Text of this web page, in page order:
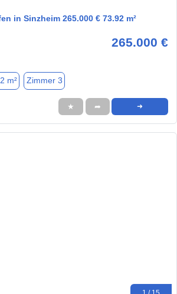
in Sinzheim 265.000 € 73.92 m²
265.000 €
m² Zimmer 3
★ ➦ ➜